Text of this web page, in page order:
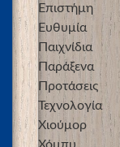
Επιστήμη
Ευθυμία
Παιχνίδια
Παράξενα
Προτάσεις
Τεχνολογία
Χιούμορ
Χόμπυ